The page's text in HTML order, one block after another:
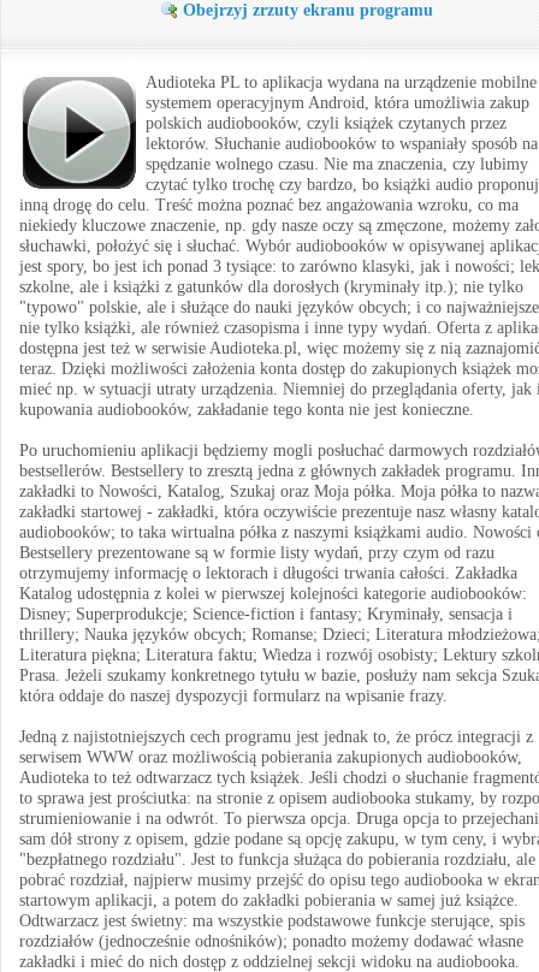
Obejrzyj zrzuty ekranu programu
Audioteka PL to aplikacja wydana na urządzenie
systemem operacyjnym Android, która umożliwia zakup
polskich audiobooków, czyli książek czytanych przez
lektorów. Słuchanie audiobooków to wspaniały sposób na
spędzanie wolnego czasu. Nie ma znaczenia, czy lubimy
czytać tylko trochę czy bardzo, bo książki audio
inną drogę do celu. Treść można poznać bez angażowania wzroku, co ma
niekiedy kluczowe znaczenie, np. gdy nasze oczy są zmęczone, możemy
słuchawki, położyć się i słuchać. Wybór audiobooków w opisywanej
jest spory, bo jest ich ponad 3 tysiące: to zarówno klasyki, jak i nowości;
szkolne, ale i książki z gatunków dla dorosłych (kryminały itp.); nie tylko
"typowo" polskie, ale i służące do nauki języków obcych; i co
nie tylko książki, ale również czasopisma i inne typy wydań. Oferta z
dostępna jest też w serwisie Audioteka.pl, więc możemy się z nią
teraz. Dzięki możliwości założenia konta dostęp do zakupionych książek
mieć np. w sytuacji utraty urządzenia. Niemniej do przeglądania oferty, jak
kupowania audiobooków, zakładanie tego konta nie jest konieczne.
Po uruchomieniu aplikacji będziemy mogli posłuchać darmowych
bestsellerów. Bestsellery to zresztą jedna z głównych zakładek programu.
zakładki to Nowości, Katalog, Szukaj oraz Moja półka. Moja półka to
zakładki startowej - zakładki, która oczywiście prezentuje nasz własny
audiobooków; to taka wirtualna półka z naszymi książkami audio. Nowości
Bestsellery prezentowane są w formie listy wydań, przy czym od razu
otrzymujemy informację o lektorach i długości trwania całości. Zakładka
Katalog udostępnia z kolei w pierwszej kolejności kategorie audiobooków:
Disney; Superprodukcje; Science-fiction i fantasy; Kryminały, sensacja i
thrillery; Nauka języków obcych; Romanse; Dzieci; Literatura
Literatura piękna; Literatura faktu; Wiedza i rozwój osobisty; Lektury
Prasa. Jeżeli szukamy konkretnego tytułu w bazie, posłuży nam sekcja
która oddaje do naszej dyspozycji formularz na wpisanie frazy.
Jedną z najistotniejszych cech programu jest jednak to, że prócz integracji z
serwisem WWW oraz możliwością pobierania zakupionych audiobooków,
Audioteka to też odtwarzacz tych książek. Jeśli chodzi o słuchanie
to sprawa jest prościutka: na stronie z opisem audiobooka stukamy, by
strumieniowanie i na odwrót. To pierwsza opcja. Druga opcja to
sam dół strony z opisem, gdzie podane są opcję zakupu, w tym ceny, i
"bezpłatnego rozdziału". Jest to funkcja służąca do pobierania rozdziału,
pobrać rozdział, najpierw musimy przejść do opisu tego audiobooka w
startowym aplikacji, a potem do zakładki pobierania w samej już książce.
Odtwarzacz jest świetny: ma wszystkie podstawowe funkcje sterujące, spis
rozdziałów (jednocześnie odnośników); ponadto możemy dodawać własne
zakładki i mieć do nich dostęp z oddzielnej sekcji widoku na audiobooka.